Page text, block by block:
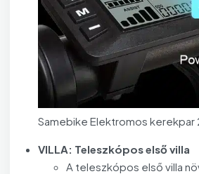
Samebike Elektromos kerekpar
VILLA: Teleszkópos első villa
A teleszkópos első villa